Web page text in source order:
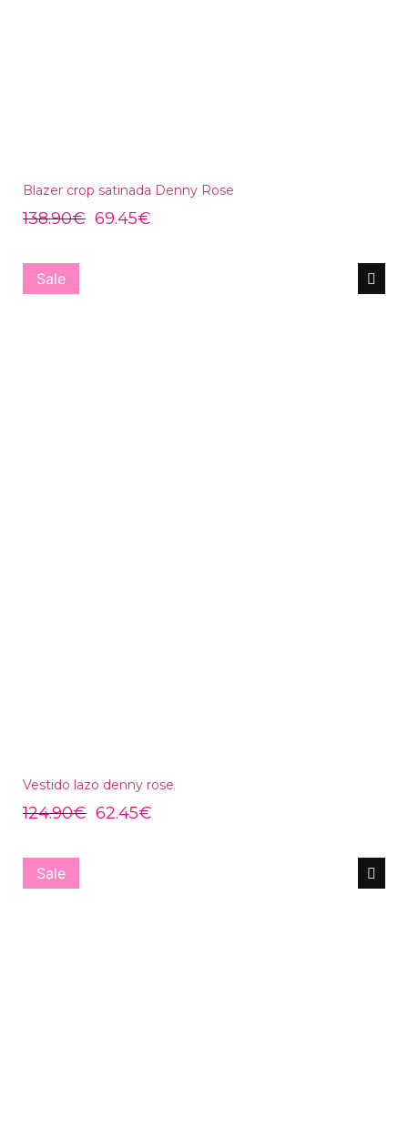
Blazer crop satinada Denny Rose
138.90€ 69.45€
Sale
Vestido lazo denny rose
124.90€ 62.45€
Sale